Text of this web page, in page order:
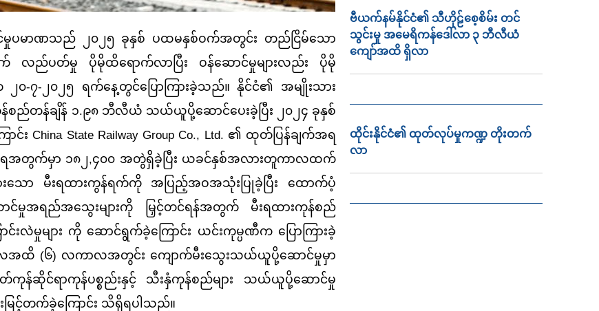
ဏသည် ၂၀၂၅ ခုနှစ် ပထမနှစ်ဝက်အတွင်း တည်ငြိမ်သော
လည်ပတ်မှု ပိုမိုထိရောက်လာပြီး ဝန်ဆောင်မှုများလည်း ပိုမို
၂၀-၇-၂၀၂၅ ရက်နေ့တွင်ပြောကြားခဲ့သည်။ နိုင်ငံ၏ အမျိုးသား
ည်တန်ချိန် ၁.၉၈ ဘီလီယံ သယ်ယူပို့ဆောင်ပေးခဲ့ပြီး ၂၀၂၄ ခုနှစ်
China State Railway Group Co., Ltd. ၏ ထုတ်ပြန်ချက်အရ
အတွက်မှာ ၁၈၂,၄၀၀ အတွဲရှိခဲ့ပြီး ယခင်နှစ်အလားတူကာလထက်
သော မီးရထားကွန်ရက်ကို အပြည့်အဝအသုံးပြုခဲ့ပြီး ထောက်ပံ့
ာင်မှုအရည်အသွေးများကို မြှင့်တင်ရန်အတွက် မီးရထားကုန်စည်
လဲမှုများ ကို ဆောင်ရွက်ခဲ့ကြောင်း ယင်းကုမ္ပဏီက ပြောကြားခဲ့
လအထိ (၆) လကာလအတွင်း ကျောက်မီးသွေးသယ်ယူပို့ဆောင်မှုမှာ
န်ဆိုင်ရာကုန်ပစ္စည်းနှင့် သီးနှံကုန်စည်များ သယ်ယူပို့ဆောင်မှု
မြင့်တက်ခဲ့ကြောင်း သိရှိရပါသည်။
ဗီယက်နမ်နိုင်ငံ၏ သီဟိုဠ်စေ့စိမ်း တင်
သွင်းမှု အမေရိကန်ဒေါ်လာ ၃ ဘီလီယံ
ကျော်အထိ ရှိလာ
ထိုင်းနိုင်ငံ၏ ထုတ်လုပ်မှုကဏ္ဍ တိုးတက်
လာ